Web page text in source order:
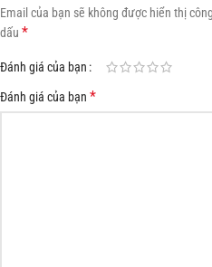
Email của bạn sẽ không được hiển thị
dấu *
Đánh giá của bạn
Đánh giá của bạn *